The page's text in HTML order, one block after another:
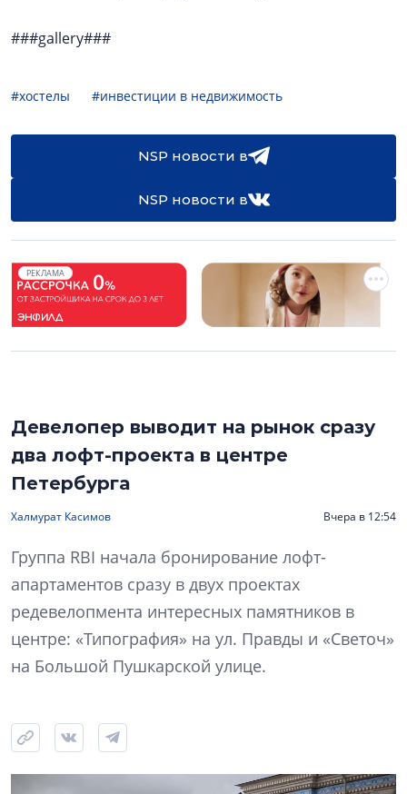
###gallery###
#хостелы #инвестиции в недвижимость
NSP новости в
NSP новости в
РЕКЛАМА
Девелопер выводит на рынок сразу
два лофт-проекта в центре
Петербурга
Халмурат Касимов Вчера в 12:54
Группа RBI начала бронирование лофт-
апартаментов сразу в двух проектах
редевелопмента интересных памятников в
центре: «Типография» на ул. Правды и «Светоч»
на Большой Пушкарской улице.